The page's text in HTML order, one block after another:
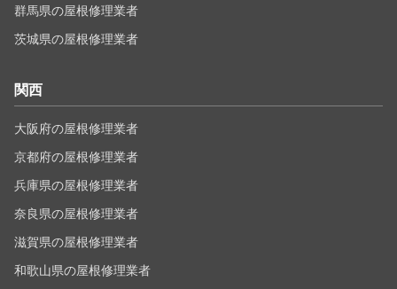
群馬県の屋根修理業者
茨城県の屋根修理業者
関西
大阪府の屋根修理業者
京都府の屋根修理業者
兵庫県の屋根修理業者
奈良県の屋根修理業者
滋賀県の屋根修理業者
和歌山県の屋根修理業者